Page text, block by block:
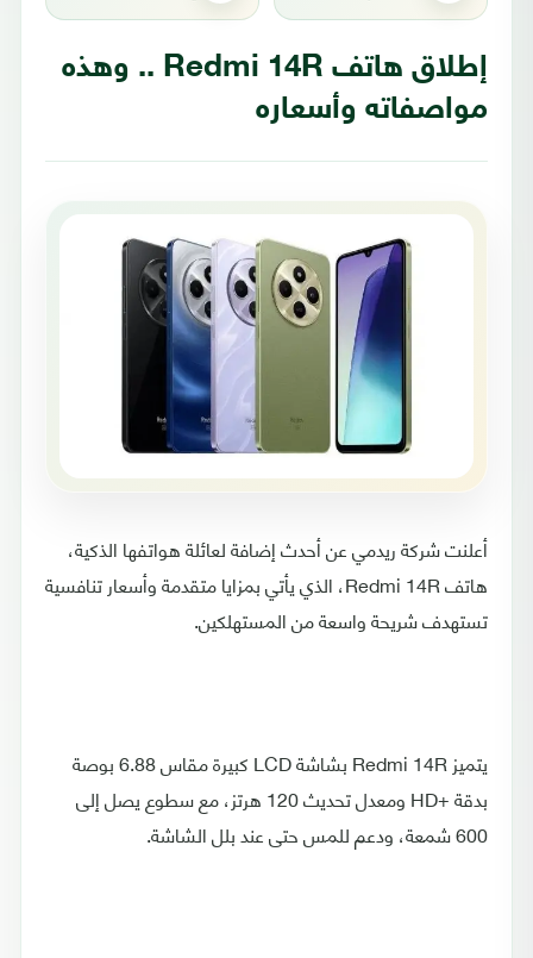
إطلاق هاتف Redmi 14R .. وهذه
مواصفاته وأسعاره
أعلنت شركة ريدمي عن أحدث إضافة لعائلة هواتفها الذكية،
هاتف Redmi 14R، الذي يأتي بمزايا متقدمة وأسعار تنافسية
تستهدف شريحة واسعة من المستهلكين.
يتميز Redmi 14R بشاشة LCD كبيرة مقاس 6.88 بوصة
بدقة +HD ومعدل تحديث 120 هرتز، مع سطوع يصل إلى
600 شمعة، ودعم للمس حتى عند بلل الشاشة.